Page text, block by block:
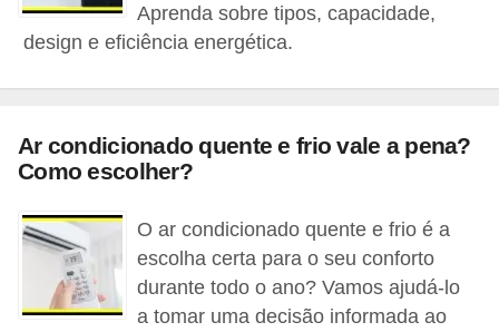
Aprenda sobre tipos, capacidade,
design e eficiência energética.
Ar condicionado quente e frio vale a pena?
Como escolher?
O ar condicionado quente e frio é a
escolha certa para o seu conforto
durante todo o ano? Vamos ajudá-lo
a tomar uma decisão informada ao
s
s
r
e
e
l
t